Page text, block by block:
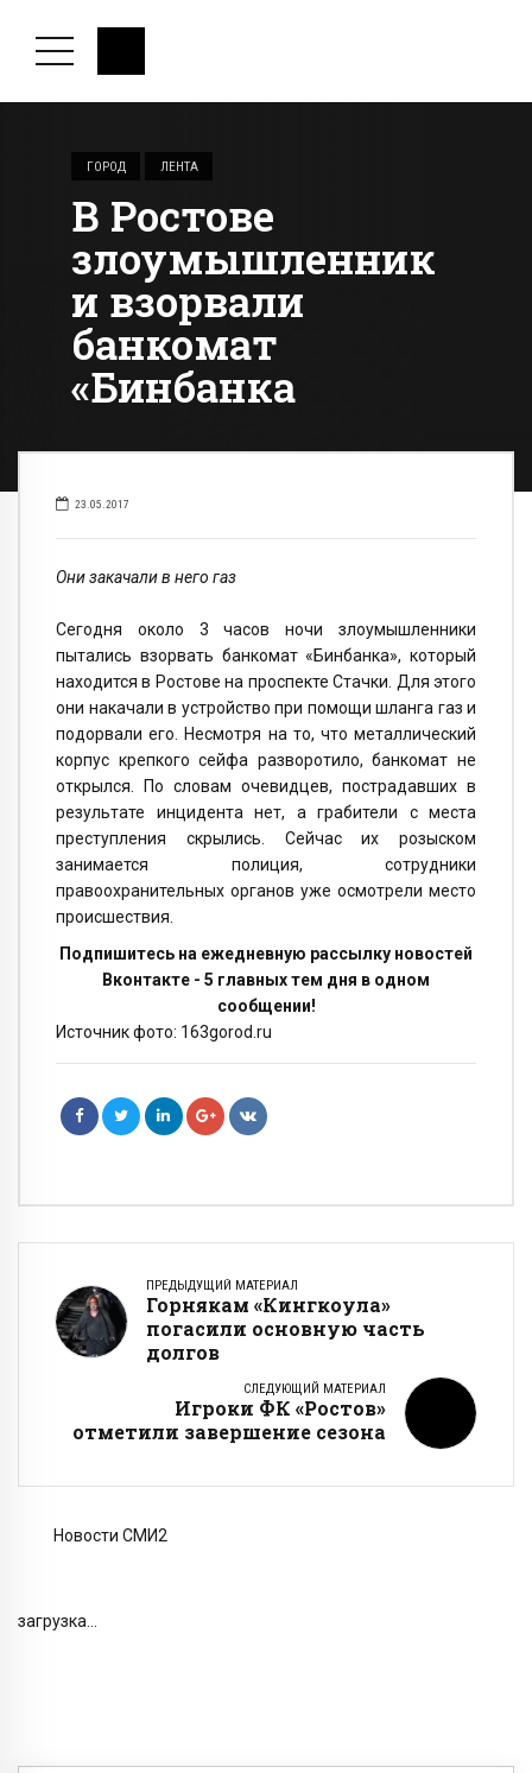
ГОРОД ЛЕНТА
В Ростове
злоумышленник
и взорвали
банкомат
«Бинбанка
23.05.2017
Они закачали в него газ
Сегодня около 3 часов ночи злоумышленники
пытались взорвать банкомат «Бинбанка», который
находится в Ростове на проспекте Стачки. Для этого
они накачали в устройство при помощи шланга газ и
подорвали его. Несмотря на то, что металлический
корпус крепкого сейфа разворотило, банкомат не
открылся. По словам очевидцев, пострадавших в
результате инцидента нет, а грабители с места
преступления скрылись. Сейчас их розыском
занимается полиция, сотрудники
правоохранительных органов уже осмотрели место
происшествия.
Подпишитесь на ежедневную рассылку новостей
Вконтакте - 5 главных тем дня в одном
сообщении!
Источник фото: 163gorod.ru
ПРЕДЫДУЩИЙ МАТЕРИАЛ
Горнякам «Кингкоула»
погасили основную часть
долгов
СЛЕДУЮЩИЙ МАТЕРИАЛ
Игроки ФК «Ростов»
отметили завершение сезона
Новости СМИ2
загрузка...